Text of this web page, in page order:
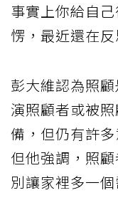
事實上你給自
愣，最近還在反
彭大維認為照
演照顧者或被
備，但仍有許
但他強調，照
別讓家裡多一